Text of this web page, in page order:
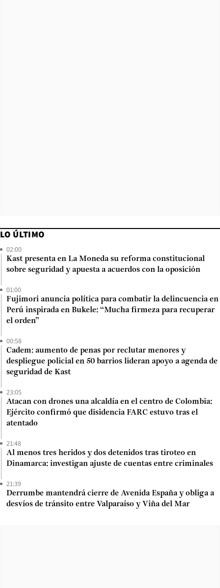
LO ÚLTIMO
02:00
Kast presenta en La Moneda su reforma constitucional
sobre seguridad y apuesta a acuerdos con la oposición
01:00
Fujimori anuncia política para combatir la delincuencia en
Perú inspirada en Bukele: “Mucha firmeza para recuperar
el orden”
00:58
Cadem: aumento de penas por reclutar menores y
despliegue policial en 50 barrios lideran apoyo a agenda de
seguridad de Kast
23:05
Atacan con drones una alcaldía en el centro de Colombia:
Ejército confirmó que disidencia FARC estuvo tras el
atentado
21:48
Al menos tres heridos y dos detenidos tras tiroteo en
Dinamarca: investigan ajuste de cuentas entre criminales
21:39
Derrumbe mantendrá cierre de Avenida España y obliga a
desvíos de tránsito entre Valparaíso y Viña del Mar